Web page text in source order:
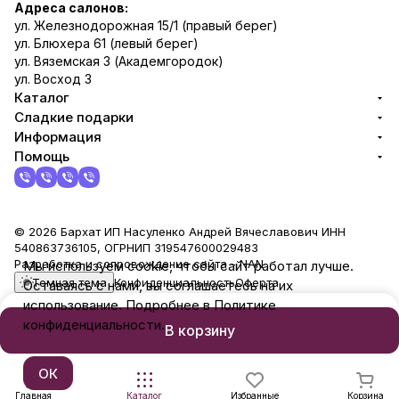
В корзину
Главная Каталог Избранные Корзина
Адреса салонов:
ул. Железнодорожная 15/1 (правый берег)
ул. Блюхера 61 (левый берег)
ул. Вяземская 3 (Академгородок)
ул. Восход 3
Каталог
Сладкие подарки
Информация
Помощь
© 2026 Бархат ИП Насуленко Андрей Вячеславович ИНН
540863736105, ОГРНИП 319547600029483
Разработка и сопровождение сайта -NAN
Темная тема КонфиденциальностьОферта
Мы используем cookie, чтобы сайт работал лучше.
Оставаясь с нами, вы соглашаетесь на их
использование. Подробнее в Политике
конфиденциальности.
ОК